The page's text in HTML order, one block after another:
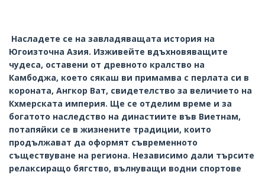
Насладете се на завладяващата история на
Югоизточна Азия. Изживейте вдъхновяващите
чудеса, оставени от древното кралство на
Камбоджа, което сякаш ви примамва с перлата си в
короната, Ангкор Ват, свидетелство за величието на
Кхмерската империя. Ще се отделим време и за
богатото наследство на династиите във Виетнам,
потапяйки се в жизнените традиции, които
продължават да оформят съвременното
съществуване на региона. Независимо дали търсите
релаксиращо бягство, вълнуващи водни спортове